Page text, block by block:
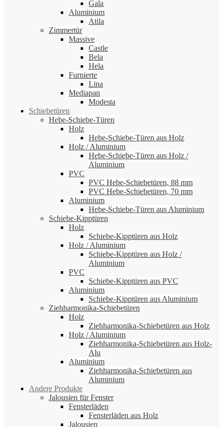
Gala
Aluminium
Atila
Zimmertür
Massive
Castle
Bela
Hela
Furnierte
Lina
Mediapan
Modesta
Schiebetüren
Hebe-Schiebe-Türen
Holz
Hebe-Schiebe-Türen aus Holz
Holz / Aluminium
Hebe-Schiebe-Türen aus Holz /
Aluminium
PVC
PVC Hebe-Schiebetüren, 88 mm
PVC Hebe-Schiebetüren, 70 mm
Aluminium
Hebe-Schiebe-Türen aus Aluminium
Schiebe-Kipptüren
Holz
Schiebe-Kipptüren aus Holz
Holz / Aluminium
Schiebe-Kipptüren aus Holz /
Aluminium
PVC
Schiebe-Kipptüren aus PVC
Aluminium
Schiebe-Kipptüren aus Aluminium
Ziehharmonika-Schiebetüren
Holz
Ziehharmonika-Schiebetüren aus Holz
Holz / Aluminium
Ziehharmonika-Schiebetüren aus Holz-
Alu
Aluminium
Ziehharmonika-Schiebetüren aus
Aluminium
Andere Produkte
Jalousien für Fenster
Fensterläden
Fensterläden aus Holz
Jalousien